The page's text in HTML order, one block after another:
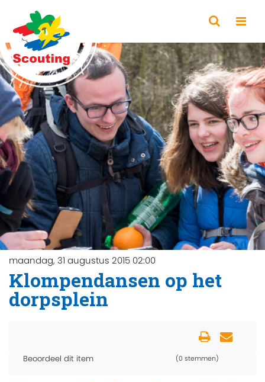
maandag, 31 augustus 2015 02:00
Klompendansen op het
dorpsplein
Beoordeel dit item (0 stemmen)